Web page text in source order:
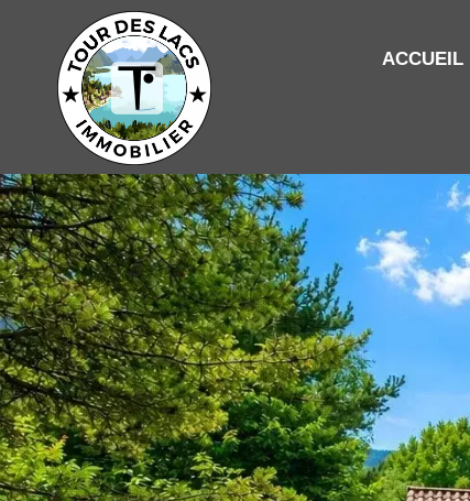
ACCUEIL